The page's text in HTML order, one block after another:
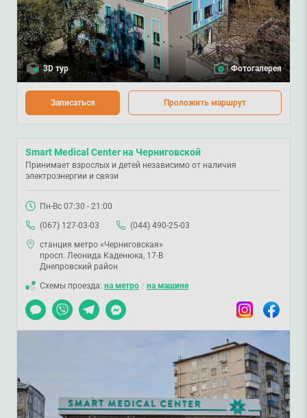
3D тур Фотогалерея
Записаться Проложить маршрут
Smart Medical Center на Черниговской
Принимает взрослых и детей независимо от наличия
электроэнергии и связи
Пн-Вс 07:30 - 21:00
(067) 127-03-03
(044) 490-25-03
станция метро «Черниговская»
просп. Леонида Каденюка, 17-В
Днепровский район
Схемы проезда: на метро / на машине
Чат
Viber TelegramMessenger InstagramFacebook